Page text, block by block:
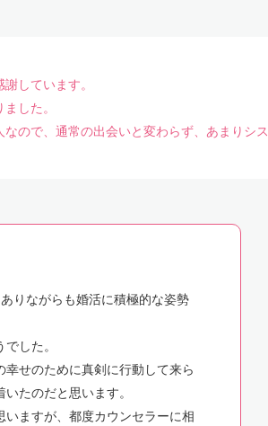
しています。
した。
ので、通常の出会いと変わらず、あまりシス
りながらも婚活に積極的な姿勢
した。
せのために真剣に行動して来ら
たのだと思います。
ますが、都度カウンセラーに相